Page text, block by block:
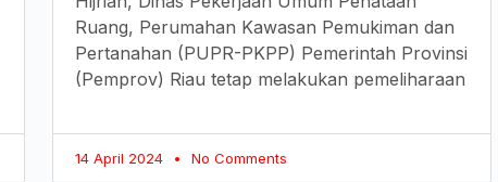
Ruang, Perumahan Kawasan Pemukiman dan
Pertanahan (PUPR-PKPP) Pemerintah Provinsi
(Pemprov) Riau tetap melakukan pemeliharaan
14 April 2024 No Comments